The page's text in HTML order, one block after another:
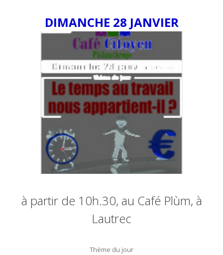
DIMANCHE 28 JANVIER
à partir de 10h.30, au Café Plùm, à
Lautrec
Thème du jour